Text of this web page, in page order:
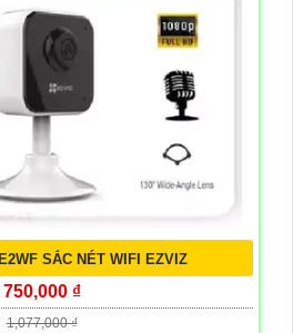
SẮC NÉT WIFI EZVIZ
750,000 ₫
1,077,000 ₫